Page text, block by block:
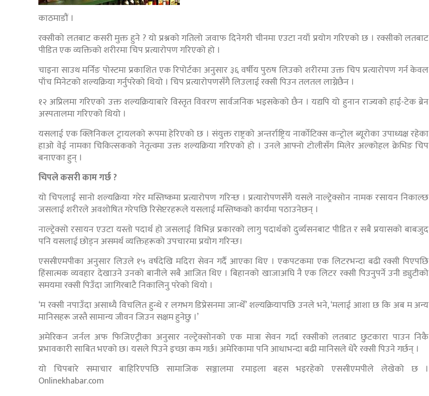
काठमाडौं ।
रक्सीको लतबाट कसरी मुक्त हुने ? यो प्रश्नको गतिलो जवाफ दिनेगरी चीनमा एउटा नयाँ प्रयोग गरिएको छ । रक्सीको लतबाट
पीडित एक व्यक्तिको शरीरमा चिप प्रत्यारोपण गरिएको हो ।
चाइना साउथ मर्निङ पोस्टमा प्रकाशित एक रिपोर्टका अनुसार ३६ वर्षीय पुरुष लिउको शरीरमा उक्त चिप प्रत्यारोपण गर्न केवल
पाँच मिनेटको शल्यक्रिया गर्नुपरेको थियो । चिप प्रत्यारोपणसँगै लिउलाई रक्सी पिउन तलतल लाग्नेछैन ।
१२ अप्रिलमा गरिएको उक्त शल्यक्रियाबारे विस्तृत विवरण सार्वजनिक भइसकेको छैन । यद्यपि यो हुनान राज्यको हाई-टेक ब्रेन
अस्पतालमा गरिएको थियो ।
यसलाई एक क्लिनिकल ट्रायलको रूपमा हेरिएको छ । संयुक्त राष्ट्रको अन्तर्राष्ट्रिय नार्कोटिक्स कन्ट्रोल ब्यूरोका उपाध्यक्ष रहेका
हाओ वेई नामका चिकित्सकको नेतृत्वमा उक्त शल्यक्रिया गरिएको हो । उनले आफ्नो टोलीसँग मिलेर अल्कोहल क्रेभिङ चिप
बनाएका हुन् ।
चिपले कसरी काम गर्छ ?
यो चिपलाई सानो शल्यक्रिया गरेर मस्तिष्कमा प्रत्यारोपण गरिन्छ । प्रत्यारोपणसँगै यसले नाल्ट्रेक्सोन नामक रसायन निकाल्छ
जसलाई शरीरले अवशोषित गरेपछि रिसेप्टरहरूले यसलाई मस्तिष्कको कार्यमा पठाउनेछन् ।
नाल्ट्रेक्सो रसायन एउटा यस्तो पदार्थ हो जसलाई विभिन्न प्रकारको लागु पदार्थको दुर्व्यसनबाट पीडित र सबै प्रयासको बाबजुद
पनि यसलाई छोड्न असमर्थ व्यक्तिहरूको उपचारमा प्रयोग गरिन्छ।
एससीएमपीका अनुसार लिउले १५ वर्षदेखि मदिरा सेवन गर्दै आएका थिए । एकपटकमा एक लिटरभन्दा बढी रक्सी पिएपछि
हिंसात्मक व्यवहार देखाउने उनको बानीले सबै आजित थिए । बिहानको खाजाअघि नै एक लिटर रक्सी पिउनुपर्ने उनी ड्युटीको
समयमा रक्सी पिउँदा जागिरबाटै निकालिनु परेको थियो ।
‘म रक्सी नपाउँदा असाध्यै विचलित हुन्थे र लगभग डिप्रेसनमा जान्थेँ’ शल्यक्रियापछि उनले भने, ‘मलाई आशा छ कि अब म अन्य
मानिसहरू जस्तै सामान्य जीवन जिउन सक्षम हुनेछु ।’
अमेरिकन जर्नल अफ फिजिएट्रीका अनुसार नल्ट्रेक्सोनको एक मात्रा सेवन गर्दा रक्सीको लतबाट छुटकारा पाउन निकै
प्रभावकारी साबित भएको छ। यसले पिउने इच्छा कम गर्छ। अमेरिकामा पनि आधाभन्दा बढी मानिसले धेरै रक्सी पिउने गर्छन् ।
यो चिपबारे समाचार बाहिरिएपछि सामाजिक सञ्जालमा रमाइला बहस भइरहेको एससीएमपीले लेखेको छ ।
Onlinekhabar.com